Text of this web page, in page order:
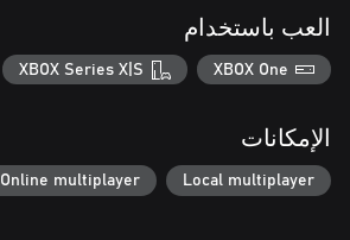
Pass Vol. 2.
العب باستخدام
XBOX One
XBOX Series X|S
الإمكانات
Local multiplayer
Online multiplayer